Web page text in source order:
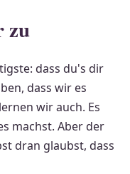
zu
dass du's dir
dass wir es
wir auch. Es
machst. Aber der
dran glaubst, dass